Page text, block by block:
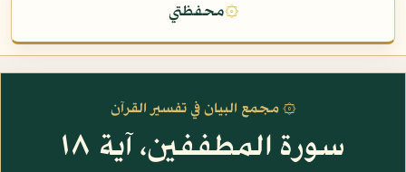
۞محفظتي
۞ مجمع البيان في تفسير القرآن
سورة المطففين، آية ١٨